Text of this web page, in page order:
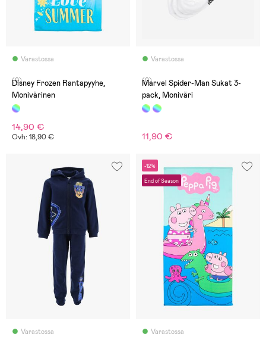
Varastossa
(0)
Disney Frozen Rantapyyhe,
Monivärinen
14,90 €
Ovh: 18,90 €
Varastossa
(0)
Marvel Spider-Man Sukat 3-
pack, Moniväri
11,90 €
Varastossa
-12%
End of Season
Varastossa